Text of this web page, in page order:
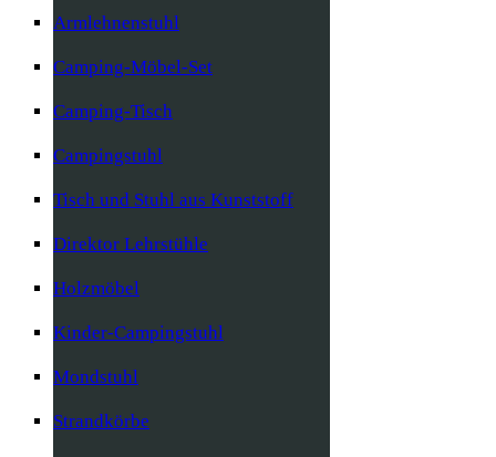
Armlehnenstuhl
Camping-Möbel-Set
Camping-Tisch
Campingstuhl
Tisch und Stuhl aus Kunststoff
Direktor Lehrstühle
Holzmöbel
Kinder-Campingstuhl
Mondstuhl
Strandkörbe